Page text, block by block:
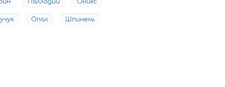
Палладий Оникс
Опал Шпинель